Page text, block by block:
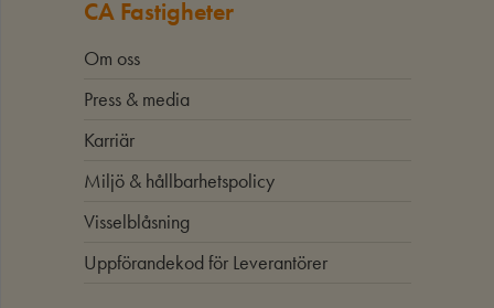
CA Fastigheter
Om oss
Press & media
Karriär
Miljö & hållbarhetspolicy
Visselblåsning
Uppförandekod för Leverantörer